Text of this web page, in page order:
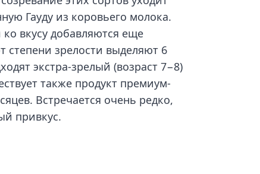
Гауду из коровьего молока.
вкусу добавляются еще
степени зрелости выделяют 6
экстра-зрелый (возраст 7−8)
также продукт премиум-
Встречается очень редко,
привкус.